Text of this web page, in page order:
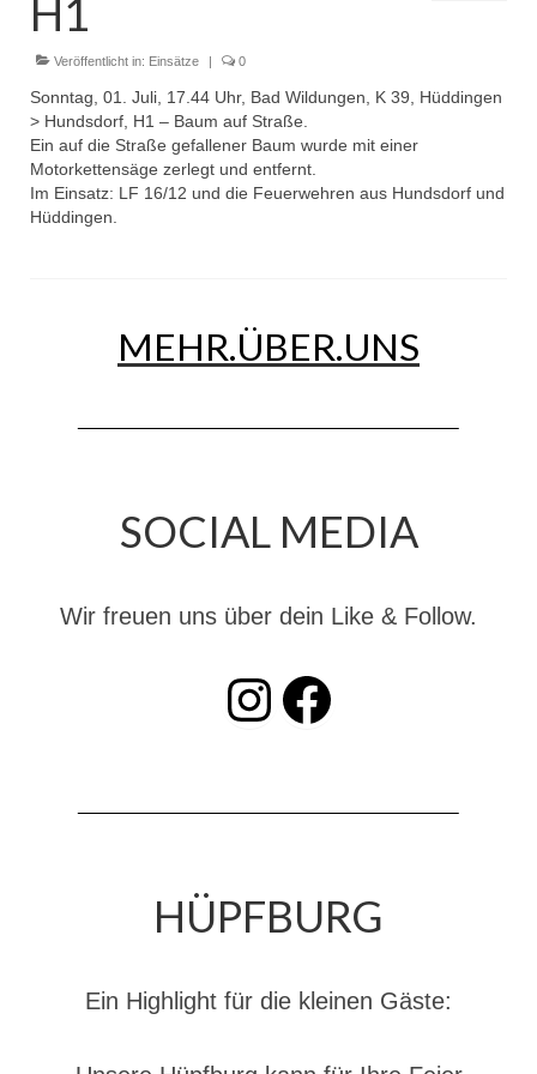
Einsätze
Einsatzstichworte
Jugendfeuerwehr
Infos
25-jähriges Jubiläum Jugendfeuerwehr 2021
Dienstplan
Katastrophenschutz
Dienstplan Dekon-Zug
Termine
H1
Veröffentlicht in: Einsätze | 0
Sonntag, 01. Juli, 17.44 Uhr, Bad Wildungen, K 39, Hüddingen
> Hundsdorf, H1 – Baum auf Straße.
Ein auf die Straße gefallener Baum wurde mit einer
Motorkettensäge zerlegt und entfernt.
Im Einsatz: LF 16/12 und die Feuerwehren aus Hundsdorf und
Hüddingen.
MEHR.ÜBER.UNS
SOCIAL MEDIA
Wir freuen uns über dein Like & Follow.
INSTAGRAM Facebook
HÜPFBURG
Ein Highlight für die kleinen Gäste: